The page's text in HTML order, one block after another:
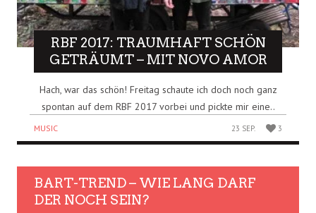
RBF 2017: TRAUMHAFT SCHÖN
GETRÄUMT – MIT NOVO AMOR
Hach, war das schön! Freitag schaute ich doch noch ganz
spontan auf dem RBF 2017 vorbei und pickte mir eine..
MUSIC 23 SEP. 3
BART-TREND – WIE LANG DARF
DER NOCH SEIN?